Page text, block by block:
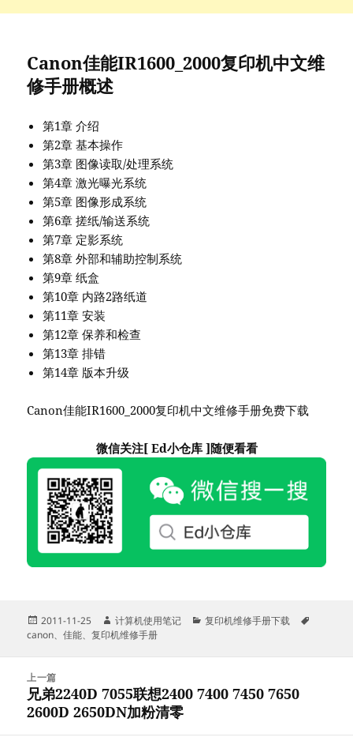
Canon佳能IR1600_2000复印机中文维
修手册概述
第1章 介绍
第2章 基本操作
第3章 图像读取/处理系统
第4章 激光曝光系统
第5章 图像形成系统
第6章 搓纸/输送系统
第7章 定影系统
第8章 外部和辅助控制系统
第9章 纸盒
第10章 内路2路纸道
第11章 安装
第12章 保养和检查
第13章 排错
第14章 版本升级
Canon佳能IR1600_2000复印机中文维修手册免费下载
微信关注[ Ed小仓库 ]随便看看
发
布
2011-11-25
作
者
计算机使用笔记
分
复印机维修手册下载
canon、佳能、复印机维修手册
上一篇
上
篇
文
兄弟2240D 7055联想2400 7400 7450 7650
2600D 2650DN加粉清零